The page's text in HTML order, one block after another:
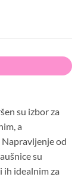
su izbor za
a
od
su
idealnim za